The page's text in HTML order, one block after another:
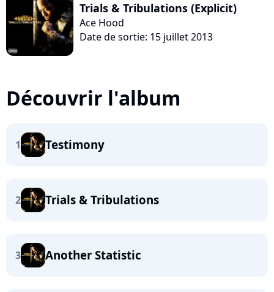
Trials & Tribulations (Explicit)
Ace Hood
Date de sortie: 15 juillet 2013
Découvrir l'album
1 Testimony
2 Trials & Tribulations
3 Another Statistic